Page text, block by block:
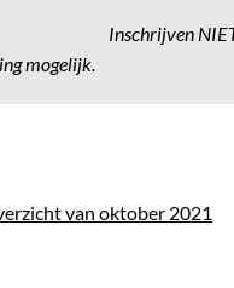
Inschrijven
mogelijk.
van oktober 2021